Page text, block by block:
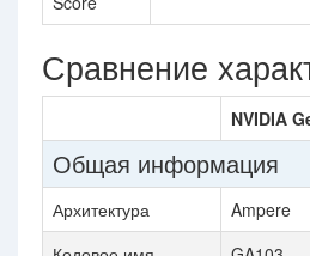
Сравнение
NVIDIA
Общая информация
Архитектура
Ampere